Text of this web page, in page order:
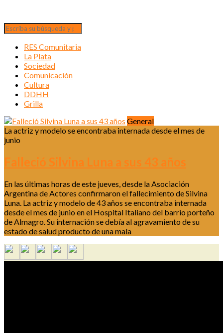
RES Comunitaria
La Plata
Sociedad
Comunicación
Cultura
DDHH
Grilla
General
La actriz y modelo se encontraba internada desde el mes de
junio
Falleció Silvina Luna a sus 43 años
En las últimas horas de este jueves, desde la Asociación
Argentina de Actores confirmaron el fallecimiento de Silvina
Luna. La actriz y modelo de 43 años se encontraba internada
desde el mes de junio en el Hospital Italiano del barrio porteño
de Almagro. Su internación se debía al agravamiento de su
estado de salud producto de una mala